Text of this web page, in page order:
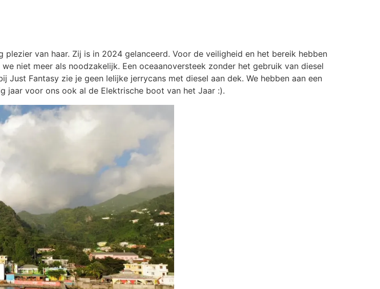
van haar. Zij is in 2024 gelanceerd. Voor de veiligheid en het bereik hebben
niet meer als noodzakelijk. Een oceaanoversteek zonder het gebruik van diesel
Fantasy zie je geen lelijke jerrycans met diesel aan dek. We hebben aan een
jaar voor ons ook al de Elektrische boot van het Jaar :).